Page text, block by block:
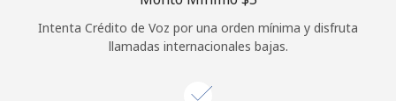
Intenta Crédito de Voz por una orden mínima y disfruta
llamadas internacionales bajas.